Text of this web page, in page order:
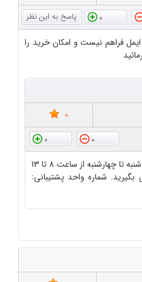
0
فراهم نیست و امکان خرید را
0
0
0
سلام. لطفا بین روزهای شنبه تا چهارشنبه از ساعت 8 تا 13
بگیرید. شماره واحد پشتیبانی: